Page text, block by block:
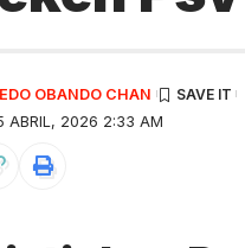
ABRIL, 2026 2:33 AM
OBANDO CHAN